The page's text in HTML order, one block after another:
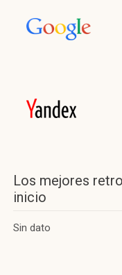
Los mejores
inicio
Sin dato